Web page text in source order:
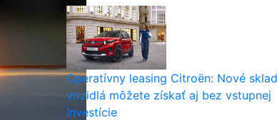
Operatívny leasing Citroën: Nové
vozidlá môžete získať aj bez vstupnej
investície